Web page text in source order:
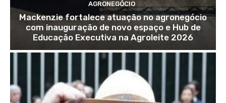
AGRONEGÓCIO
Mackenzie fortalece atuação no agronegócio
com inauguração de novo espaço e Hub de
Educação Executiva na Agroleite 2026